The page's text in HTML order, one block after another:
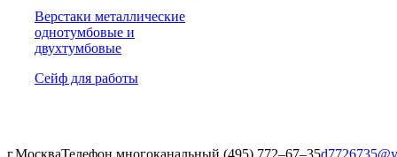
Верстаки металлические
однотумбовые и
двухтумбовые
Сейф для работы
г.МоскваТелефон многоканальный (495) 772‒67‒35